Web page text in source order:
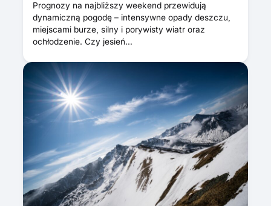
Prognozy na najbliższy weekend przewidują
dynamiczną pogodę – intensywne opady deszczu,
miejscami burze, silny i porywisty wiatr oraz
ochłodzenie. Czy jesień…